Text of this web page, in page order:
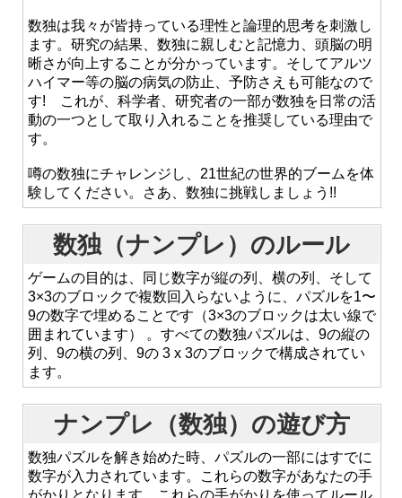
数独は我々が皆持っている理性と論理的思考を刺激し
ます。研究の結果、数独に親しむと記憶力、頭脳の明
晰さが向上することが分かっています。そしてアルツ
ハイマー等の脳の病気の防止、予防さえも可能なので
す! これが、科学者、研究者の一部が数独を日常の活
動の一つとして取り入れることを推奨している理由で
す。
噂の数独にチャレンジし、21世紀の世界的ブームを体
験してください。さあ、数独に挑戦しましょう!!
数独（ナンプレ）のルール
ゲームの目的は、同じ数字が縦の列、横の列、そして
3×3のブロックで複数回入らないように、パズルを1〜
9の数字で埋めることです（3×3のブロックは太い線で
囲まれています） 。すべての数独パズルは、9の縦の
列、9の横の列、9の 3 x 3のブロックで構成されてい
ます。
ナンプレ（数独）の遊び方
数独パズルを解き始めた時、パズルの一部にはすでに
数字が入力されています。これらの数字があなたの手
がかりとなります。これらの手がかりを使ってルール